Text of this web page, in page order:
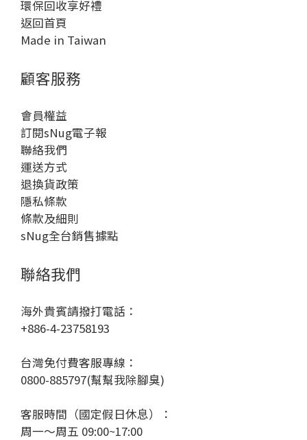
環保回收享好禮
返回首頁
Made in Taiwan
顧客服務
會員權益
訂閱sNug電子報
聯絡我們
運送方式
退換貨政策
隱私條款
條款及細則
sNug全台銷售據點
聯絡我們
海外貴賓請撥打電話：
+886-4-23758193
台灣免付費客服專線：
0800-885797(幫幫我除腳臭)
客服時間（國定假日休息）：
周一～周五 09:00~17:00